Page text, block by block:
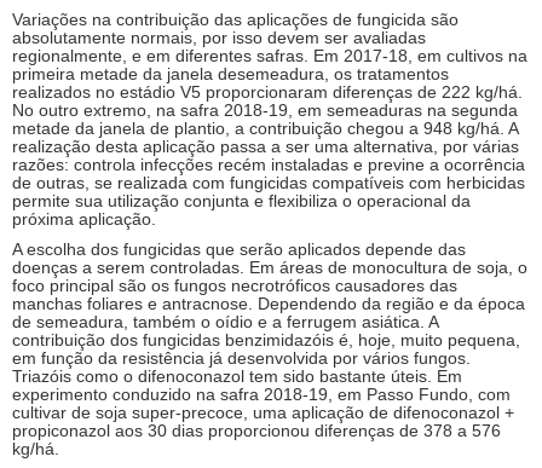
Variações na contribuição das aplicações de fungicida são
absolutamente normais, por isso devem ser avaliadas
regionalmente, e em diferentes safras. Em 2017-18, em cultivos na
primeira metade da janela desemeadura, os tratamentos
realizados no estádio V5 proporcionaram diferenças de 222 kg/há.
No outro extremo, na safra 2018-19, em semeaduras na segunda
metade da janela de plantio, a contribuição chegou a 948 kg/há. A
realização desta aplicação passa a ser uma alternativa, por várias
razões: controla infecções recém instaladas e previne a ocorrência
de outras, se realizada com fungicidas compatíveis com herbicidas
permite sua utilização conjunta e flexibiliza o operacional da
próxima aplicação.
A escolha dos fungicidas que serão aplicados depende das
doenças a serem controladas. Em áreas de monocultura de soja, o
foco principal são os fungos necrotróficos causadores das
manchas foliares e antracnose. Dependendo da região e da época
de semeadura, também o oídio e a ferrugem asiática. A
contribuição dos fungicidas benzimidazóis é, hoje, muito pequena,
em função da resistência já desenvolvida por vários fungos.
Triazóis como o difenoconazol tem sido bastante úteis. Em
experimento conduzido na safra 2018-19, em Passo Fundo, com
cultivar de soja super-precoce, uma aplicação de difenoconazol +
propiconazol aos 30 dias proporcionou diferenças de 378 a 576
kg/há.